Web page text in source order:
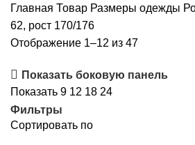
Главная Товар Размеры одежды
62, рост 170/176
Отображение 1–12 из 47
недавние
Показать боковую панель
Показать 9 12 18 24
Фильтры
Сортировать по